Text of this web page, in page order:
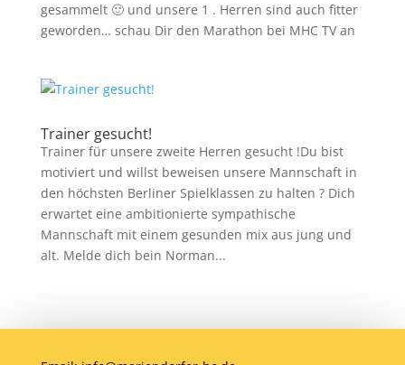
gesammelt 🙂 und unsere 1 . Herren sind auch fitter
geworden… schau Dir den Marathon bei MHC TV an
Trainer gesucht!
Trainer für unsere zweite Herren gesucht !Du bist
motiviert und willst beweisen unsere Mannschaft in
den höchsten Berliner Spielklassen zu halten ? Dich
erwartet eine ambitionierte sympathische
Mannschaft mit einem gesunden mix aus jung und
alt. Melde dich bein Norman...